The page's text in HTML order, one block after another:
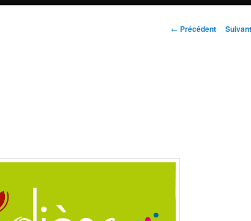
Navigation
← Précédent Suivant